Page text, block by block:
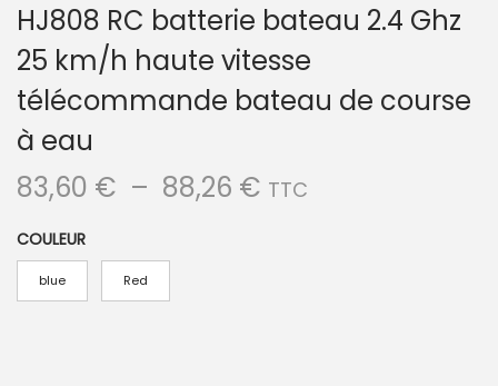
HJ808 RC batterie bateau 2.4 Ghz
25 km/h haute vitesse
télécommande bateau de course
à eau
83,60 € – 88,26 € P
TTC
COULEUR
blue Red